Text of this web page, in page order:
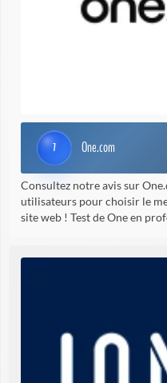
7 One.com
Consultez notre avis sur
utilisateurs pour choisir le
site web ! Test de One en